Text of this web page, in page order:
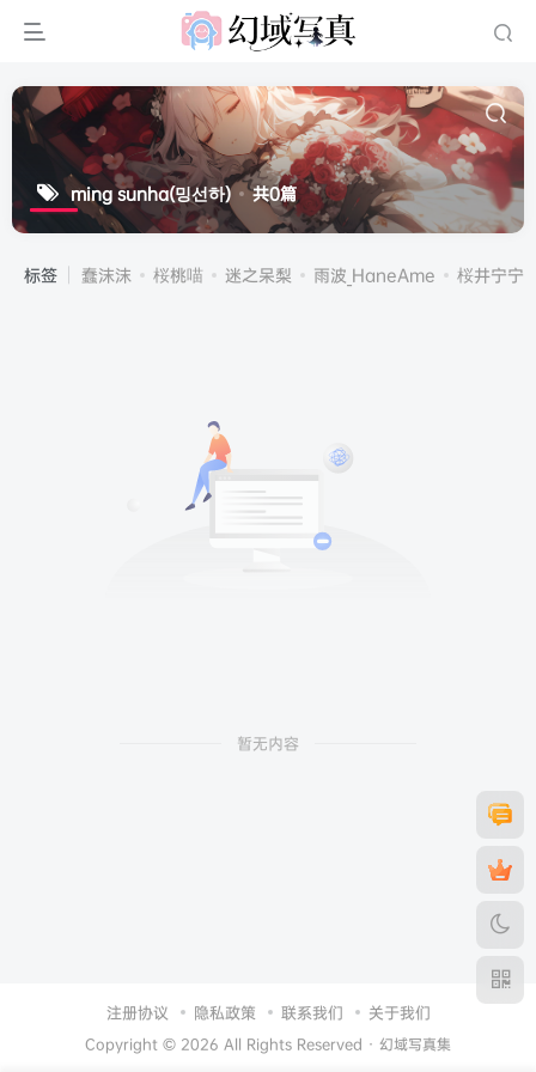
ming sunha(밍선하) 共0篇
标签 蠢沫沫 桜桃喵 迷之呆梨 雨波_HaneAme 桜井宁宁(
暂无内容
注册协议 隐私政策 联系我们 关于我们
Copyright © 2026 All Rights Reserved · 幻域写真集